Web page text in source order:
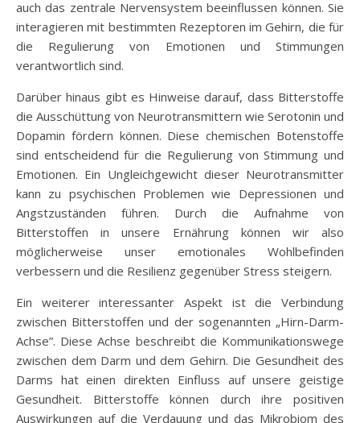
auch das zentrale Nervensystem beeinflussen können. Sie
interagieren mit bestimmten Rezeptoren im Gehirn, die für
die Regulierung von Emotionen und Stimmungen
verantwortlich sind.
Darüber hinaus gibt es Hinweise darauf, dass Bitterstoffe
die Ausschüttung von Neurotransmittern wie Serotonin und
Dopamin fördern können. Diese chemischen Botenstoffe
sind entscheidend für die Regulierung von Stimmung und
Emotionen. Ein Ungleichgewicht dieser Neurotransmitter
kann zu psychischen Problemen wie Depressionen und
Angstzuständen führen. Durch die Aufnahme von
Bitterstoffen in unsere Ernährung können wir also
möglicherweise unser emotionales Wohlbefinden
verbessern und die Resilienz gegenüber Stress steigern.
Ein weiterer interessanter Aspekt ist die Verbindung
zwischen Bitterstoffen und der sogenannten „Hirn-Darm-
Achse”. Diese Achse beschreibt die Kommunikationswege
zwischen dem Darm und dem Gehirn. Die Gesundheit des
Darms hat einen direkten Einfluss auf unsere geistige
Gesundheit. Bitterstoffe können durch ihre positiven
Auswirkungen auf die Verdauung und das Mikrobiom des